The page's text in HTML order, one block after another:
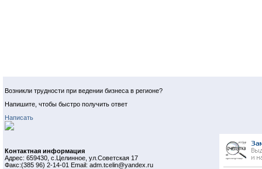
Возникли трудности при ведении бизнеса в регионе?
Напишите, чтобы быстро получить ответ
Написать
Контактная информация
Адрес: 659430, с.Целинное, ул.Советская 17
Факс:(385 96) 2-14-01 Email: adm.tcelin@yandex.ru